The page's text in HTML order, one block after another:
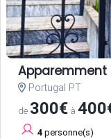
Apparemment
Portugal PT
de 300€ à
4 personne(s)